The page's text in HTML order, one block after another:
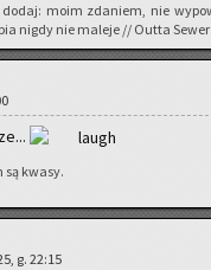
dodaj: moim zda­niem, nie
nigdy nie ma­le­je // Outta
są kwasy.
g. 22:15